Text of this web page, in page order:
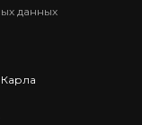
данных